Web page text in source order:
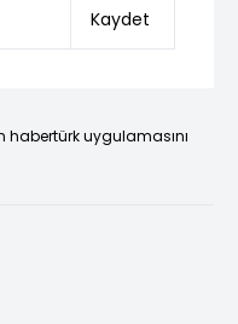
Kaydet
uygulamasını